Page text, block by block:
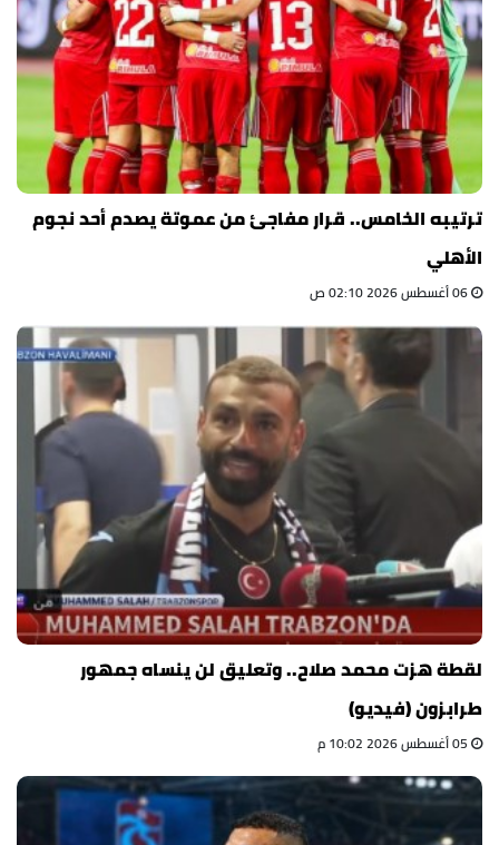
ترتيبه الخامس.. قرار مفاجئ من عموتة يصدم أحد نجوم
الأهلي
لقطة هزت محمد صلاح.. وتعليق لن ينساه جمهور
طرابزون (فيديو)